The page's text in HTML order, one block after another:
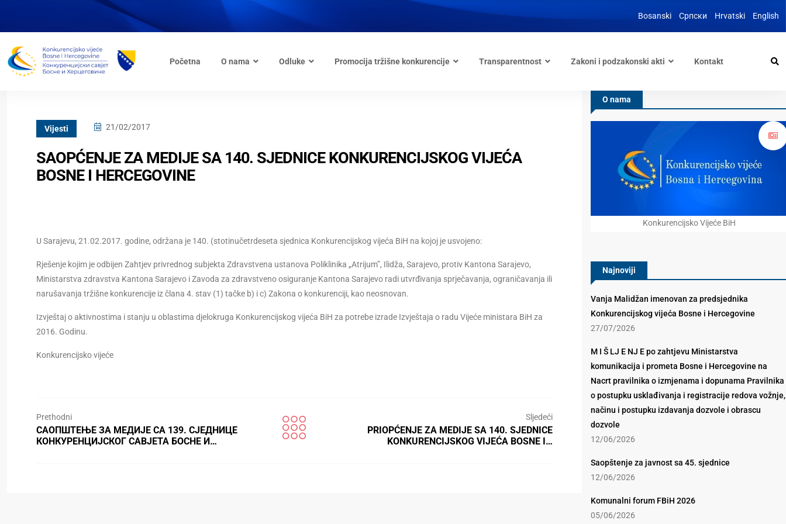
Bosanski Српски Hrvatski English
Početna O nama Odluke Promocija tržišne konkurencije Transparentnost Zakoni i podzakonski akti Kontakt
Vijesti 21/02/2017
SAOPĆENJE ZA MEDIJE SA 140. SJEDNICE KONKURENCIJSKOG VIJEĆA
BOSNE I HERCEGOVINE
U Sarajevu, 21.02.2017. godine, održana je 140. (stotinučetrdeseta sjednica Konkurencijskog vijeća BiH na kojoj je usvojeno:
Rješenje kojim je odbijen Zahtjev privrednog subjekta Zdravstvena ustanova Poliklinika „Atrijum”, Ilidža, Sarajevo, protiv Kantona Sarajevo,
Ministarstva zdravstva Kantona Sarajevo i Zavoda za zdravstveno osiguranje Kantona Sarajevo radi utvrđivanja sprječavanja, ograničavanja ili
narušavanja tržišne konkurencije iz člana 4. stav (1) tačke b) i c) Zakona o konkurenciji, kao neosnovan.
Izvještaj o aktivnostima i stanju u oblastima djelokruga Konkurencijskog vijeća BiH za potrebe izrade Izvještaja o radu Vijeće ministara BiH za
2016. Godinu.
Konkurencijsko vijeće
Prethodni
САОПШТЕЊЕ ЗА МЕДИЈЕ СА 139. СЈЕДНИЦЕ
КОНКУРЕНЦИЈСКОГ САВЈЕТА БОСНЕ И…
Sljedeći
PRIOPĆENJE ZA MEDIJE SA 140. SJEDNICE
KONKURENCIJSKOG VIJEĆA BOSNE I…
O nama
Konkurencijsko Vijeće BiH
Najnoviji
Vanja Malidžan imenovan za predsjednika
Konkurencijskog vijeća Bosne i Hercegovine
27/07/2026
M I Š LJ E NJ E po zahtjevu Ministarstva
komunikacija i prometa Bosne i Hercegovine na
Nacrt pravilnika o izmjenama i dopunama Pravilnika
o postupku usklađivanja i registracije redova vožnje,
načinu i postupku izdavanja dozvole i obrascu
dozvole
12/06/2026
Saopštenje za javnost sa 45. sjednice
12/06/2026
Komunalni forum FBiH 2026
05/06/2026